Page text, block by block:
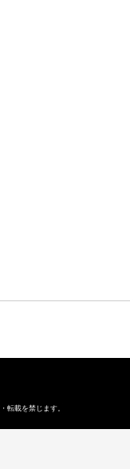
転載を禁じます。